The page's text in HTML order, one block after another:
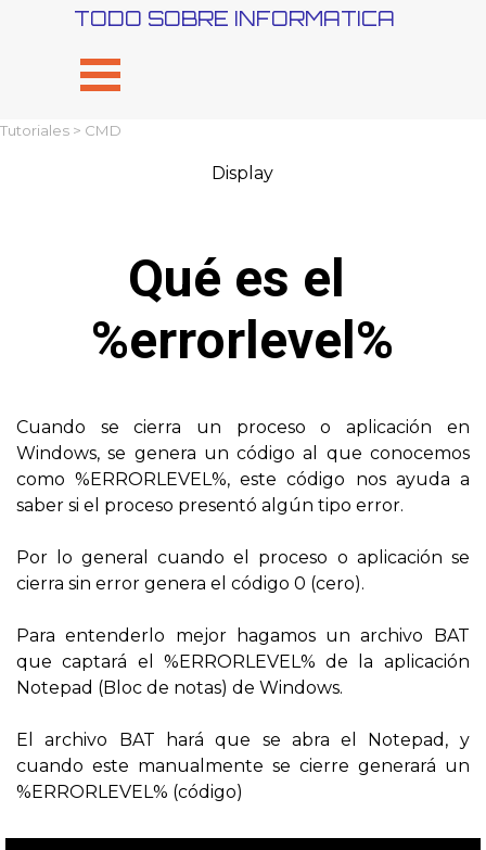
Vaya al Contenido
Saltar menú
TODO SOBRE INFORMATICA
Tutoriales > CMD
Display
Qué es el
%errorlevel%
Cuando se cierra un proceso o aplicación en
Windows, se genera un código al que conocemos
como %ERRORLEVEL%, este código nos ayuda a
saber si el proceso presentó algún tipo error.
Por lo general cuando el proceso o aplicación se
cierra sin error genera el código 0 (cero).
Para entenderlo mejor hagamos un archivo BAT
que captará el %ERRORLEVEL% de la aplicación
Notepad (Bloc de notas) de Windows.
El archivo BAT hará que se abra el Notepad, y
cuando este manualmente se cierre generará un
%ERRORLEVEL% (código)